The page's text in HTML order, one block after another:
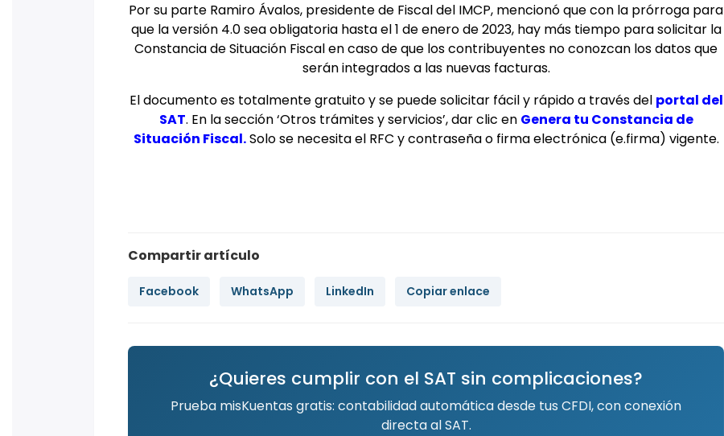
Por su parte Ramiro Ávalos, presidente de Fiscal del IMCP, mencionó que con la prórroga para
que la versión 4.0 sea obligatoria hasta el 1 de enero de 2023, hay más tiempo para solicitar la
Constancia de Situación Fiscal en caso de que los contribuyentes no conozcan los datos que
serán integrados a las nuevas facturas.
El documento es totalmente gratuito y se puede solicitar fácil y rápido a través del portal del
SAT. En la sección ‘Otros trámites y servicios’, dar clic en Genera tu Constancia de
Situación Fiscal.Solo se necesita el RFC y contraseña o firma electrónica (e.firma) vigente.
Compartir artículo
Facebook WhatsApp LinkedIn Copiar enlace
¿Quieres cumplir con el SAT sin complicaciones?
Prueba misKuentas gratis: contabilidad automática desde tus CFDI, con conexión
directa al SAT.